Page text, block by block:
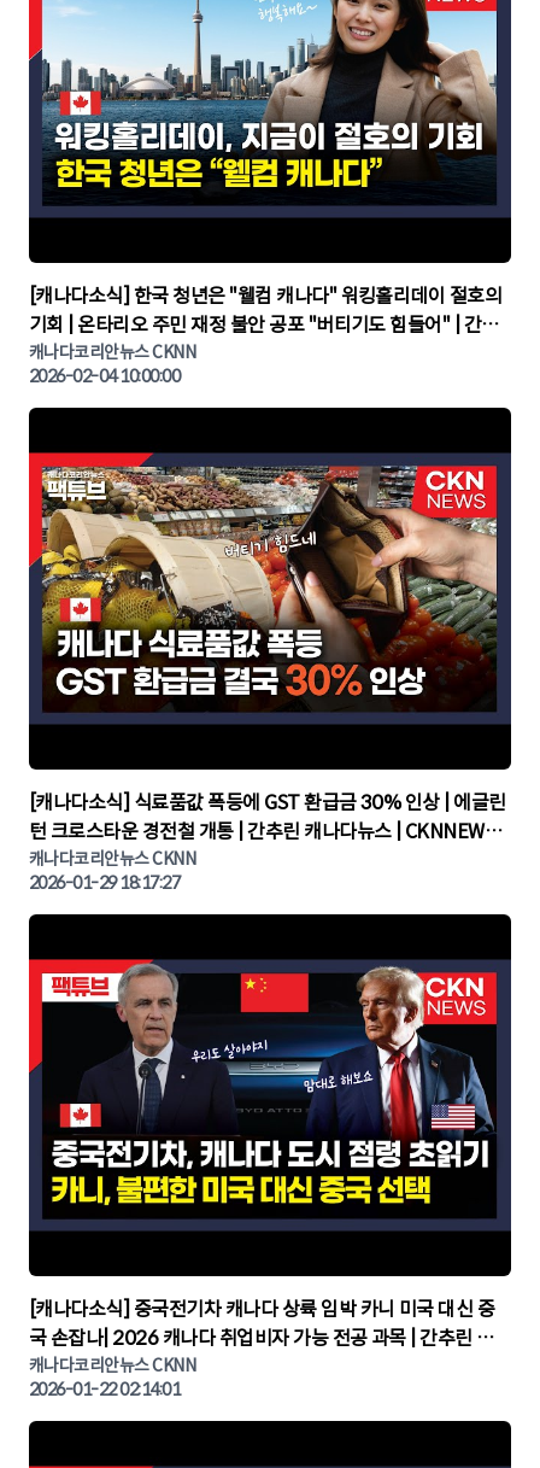
▶
[캐나다소식] 한국 청년은 "웰컴 캐나다" 워킹홀리데이 절호의
기회 | 온타리오 주민 재정 불안 공포 "버티기도 힘들어" | 간추
린 캐나다뉴스 | CKNNEWS, 캐나다코리안뉴스
캐나다코리안뉴스 CKNN
2026-02-04 10:00:00
▶
[캐나다소식] 식료품값 폭등에 GST 환급금 30% 인상 | 에글린
턴 크로스타운 경전철 개통 | 간추린 캐나다뉴스 | CKNNEWS,
캐나다코리안뉴스
캐나다코리안뉴스 CKNN
2026-01-29 18:17:27
▶
[캐나다소식] 중국전기차 캐나다 상륙 임박 카니 미국 대신 중
국 손잡나| 2026 캐나다 취업비자 가능 전공 과목 | 간추린 캐
나다뉴스 | CKNNEWS, 캐나다코리안뉴스
캐나다코리안뉴스 CKNN
2026-01-22 02:14:01